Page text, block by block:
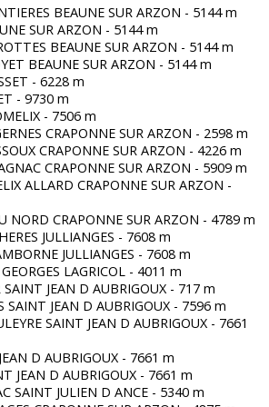
BEAUNE SUR ARZON - 5144 m
SUR ARZON - 5144 m
BEAUNE SUR ARZON - 5144 m
BEAUNE SUR ARZON - 5144 m
- 6228 m
- 9730 m
- 7506 m
CRAPONNE SUR ARZON - 2598 m
CRAPONNE SUR ARZON - 4226 m
CRAPONNE SUR ARZON - 5909 m
ALLARD CRAPONNE SUR ARZON -
NORD CRAPONNE SUR ARZON - 4789 m
JULLIANGES - 7608 m
JULLIANGES - 7608 m
LAGRICOL - 4011 m
SAINT JEAN D AUBRIGOUX - 717 m
SAINT JEAN D AUBRIGOUX - 7596 m
SAINT JEAN D AUBRIGOUX - 7661
D AUBRIGOUX - 7661 m
JEAN D AUBRIGOUX - 7661 m
SAINT JULIEN D ANCE - 5340 m